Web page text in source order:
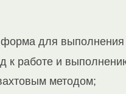
для выполнения
к работе и
методом;